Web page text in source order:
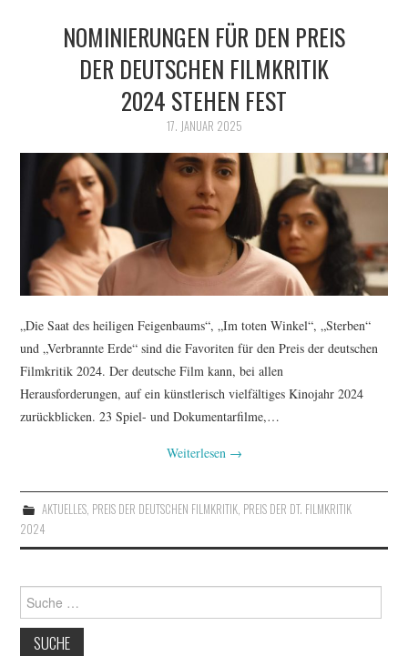
NOMINIERUNGEN FÜR DEN PREIS
DER DEUTSCHEN FILMKRITIK
2024 STEHEN FEST
17. JANUAR 2025
„Die Saat des heiligen Feigenbaums“, „Im toten Winkel“, „Sterben“
und „Verbrannte Erde“ sind die Favoriten für den Preis der deutschen
Filmkritik 2024. Der deutsche Film kann, bei allen
Herausforderungen, auf ein künstlerisch vielfältiges Kinojahr 2024
zurückblicken. 23 Spiel- und Dokumentarfilme,…
Weiterlesen →
AKTUELLES, PREIS DER DEUTSCHEN FILMKRITIK, PREIS DER DT. FILMKRITIK
2024
Suche
nach: